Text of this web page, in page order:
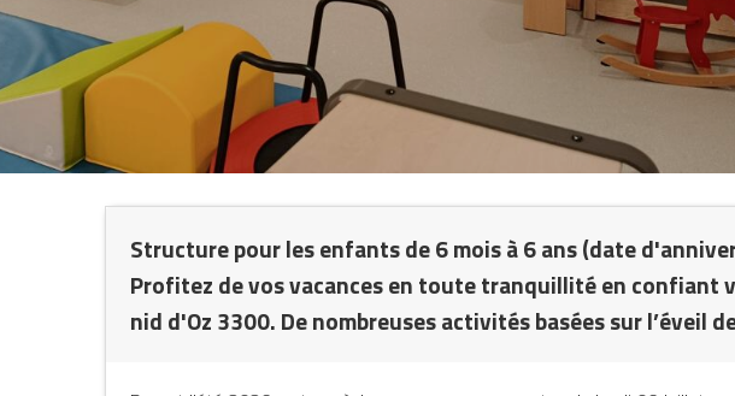
Structure pour les enfants de 6 mois à 6 ans (date
Profitez de vos vacances en toute tranquillité en confiant
nid d'Oz 3300. De nombreuses activités basées sur l’éveil